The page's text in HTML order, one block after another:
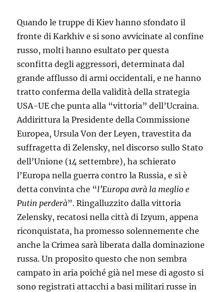
Quando le truppe di Kiev hanno sfondato il
fronte di Karkhiv e si sono avvicinate al confine
russo, molti hanno esultato per questa
sconfitta degli aggressori, determinata dal
grande afflusso di armi occidentali, e ne hanno
tratto conferma della validità della strategia
USA-UE che punta alla “vittoria” dell’Ucraina.
Addirittura la Presidente della Commissione
Europea, Ursula Von der Leyen, travestita da
suffragetta di Zelensky, nel discorso sullo Stato
dell’Unione (14 settembre), ha schierato
l’Europa nella guerra contro la Russia, e si è
detta convinta che “l’Europa avrà la meglio e
Putin perderà”. Ringalluzzito dalla vittoria
Zelensky, recatosi nella città di Izyum, appena
riconquistata, ha promesso solennemente che
anche la Crimea sarà liberata dalla dominazione
russa. Un proposito questo che non sembra
campato in aria poiché già nel mese di agosto si
sono registrati attacchi a basi militari russe in